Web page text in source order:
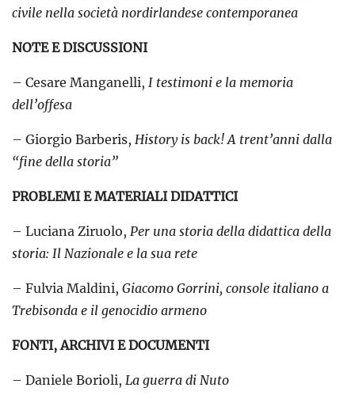
civile nella società nordirlandese contemporanea
NOTE E DISCUSSIONI
– Cesare Manganelli, I testimoni e la memoria
dell’offesa
– Giorgio Barberis, History is back! A trent’anni dalla
“fine della storia”
PROBLEMI E MATERIALI DIDATTICI
– Luciana Ziruolo, Per una storia della didattica della
storia: Il Nazionale e la sua rete
– Fulvia Maldini, Giacomo Gorrini, console italiano a
Trebisonda e il genocidio armeno
FONTI, ARCHIVI E DOCUMENTI
– Daniele Borioli, La guerra di Nuto